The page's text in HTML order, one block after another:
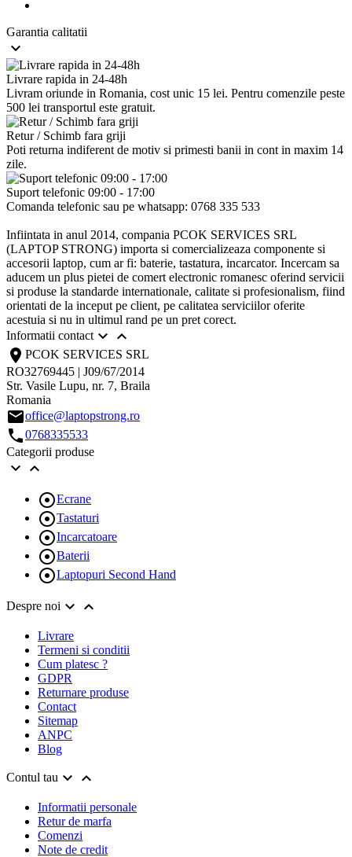
Garantia calitatii

Livrare rapida in 24-48h
Livram oriunde in Romania, cost unic 15 lei. Pentru comenzile peste
500 lei transportul este gratuit.
Retur / Schimb fara griji
Poti returna indiferent de motiv si primesti banii in cont in maxim 14
zile.
Suport telefonic 09:00 - 17:00
Comanda telefonic sau pe whatsapp: 0768 335 533
Infiintata in anul 2014, compania PCOK SERVICES SRL
(LAPTOP STRONG) importa si comercializeaza componente si
accesorii laptop, cum ar fi: baterie, tastatura, incarcator. Incercam sa
aducem un plus pietei de comert electronic romanesc oferind servicii
si produse la standarde internationale, calitate si profesionalism, fiind
orientati de la inceput pe client, pe calitatea serviciilor oferite
acestuia si nu in ultimul rand pe un pret corect.
Informatii contact 
location_on PCOK SERVICES SRL
RO32769445 | J09/67/2014
Str. Vasile Lupu, nr. 7, Braila
Romania
emailoffice@laptopstrong.ro
call0768335533
Categorii produse
 
Ecrane
Tastaturi
Incarcatoare
Baterii
Laptopuri Second Hand
Despre noi  
Livrare
Termeni si conditii
Cum platesc ?
GDPR
Returnare produse
Contact
Sitemap
ANPC
Blog
Contul tau  
Informatii personale
Retur de marfa
Comenzi
Note de credit